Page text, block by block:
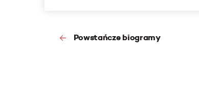
Powstańcze biogramy